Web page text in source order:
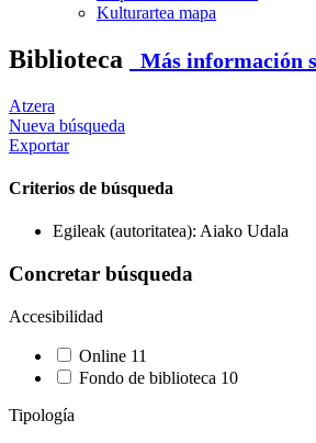
Kulturartea mapa
Biblioteca Más información
Atzera
Nueva búsqueda
Exportar
Criterios de búsqueda
Egileak (autoritatea): Aiako Udala
Concretar búsqueda
Accesibilidad
Online 11
Fondo de biblioteca 10
Tipología